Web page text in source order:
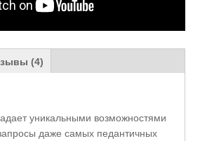
(4)
уникальными возможностями
даже самых педантичных